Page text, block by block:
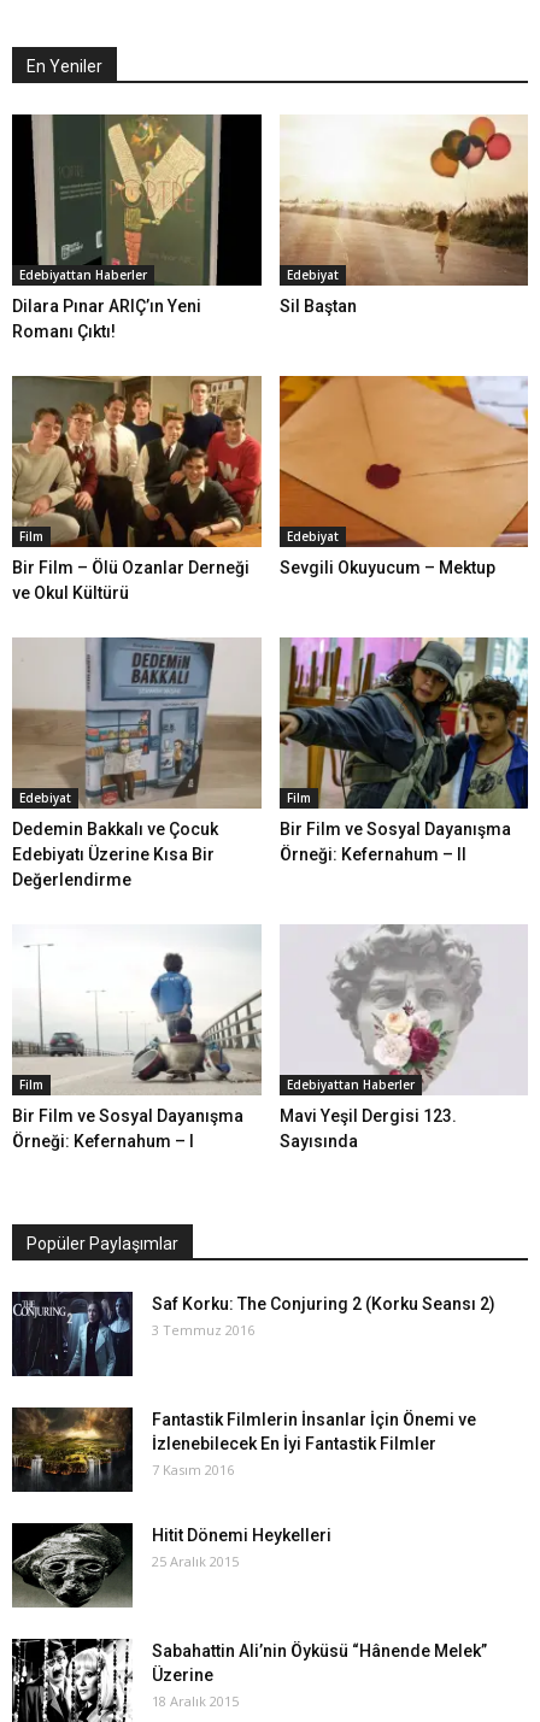
En Yeniler
Edebiyattan Haberler
Dilara Pınar ARIÇ’ın Yeni
Romanı Çıktı!
Edebiyat
Sil Baştan
Film
Bir Film – Ölü Ozanlar Derneği
ve Okul Kültürü
Edebiyat
Sevgili Okuyucum – Mektup
Edebiyat
Dedemin Bakkalı ve Çocuk
Edebiyatı Üzerine Kısa Bir
Değerlendirme
Film
Bir Film ve Sosyal Dayanışma
Örneği: Kefernahum – II
Film
Bir Film ve Sosyal Dayanışma
Örneği: Kefernahum – I
Edebiyattan Haberler
Mavi Yeşil Dergisi 123.
Sayısında
Popüler Paylaşımlar
Saf Korku: The Conjuring 2 (Korku Seansı 2)
3 Temmuz 2016
Fantastik Filmlerin İnsanlar İçin Önemi ve
İzlenebilecek En İyi Fantastik Filmler
7 Kasım 2016
Hitit Dönemi Heykelleri
25 Aralık 2015
Sabahattin Ali’nin Öyküsü “Hânende Melek”
Üzerine
18 Aralık 2015